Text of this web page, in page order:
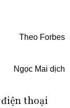
Theo Forbes
Ngọc Mai dịch
thoại